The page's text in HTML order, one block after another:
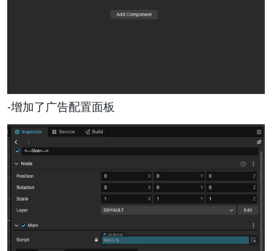
-增加了广告配置面板